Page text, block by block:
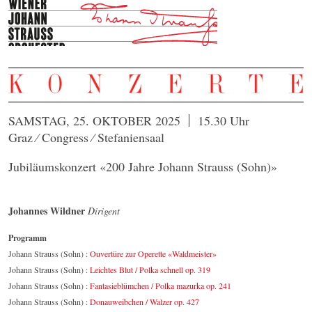
SAMSTAG, 25. OKTOBER 2025
15.30 Uhr
Graz ⁄ Congress ⁄ Stefaniensaal
Jubiläumskonzert «200 Jahre Johann Strauss (Sohn)»
Johannes Wildner Dirigent
Programm
Johann Strauss (Sohn) :Ouvertüre zur Operette «Waldmeister»
Johann Strauss (Sohn) :Leichtes Blut / Polka schnell op. 319
Johann Strauss (Sohn) :Fantasieblümchen / Polka mazurka op. 241
Johann Strauss (Sohn) :Donauweibchen / Walzer op. 427